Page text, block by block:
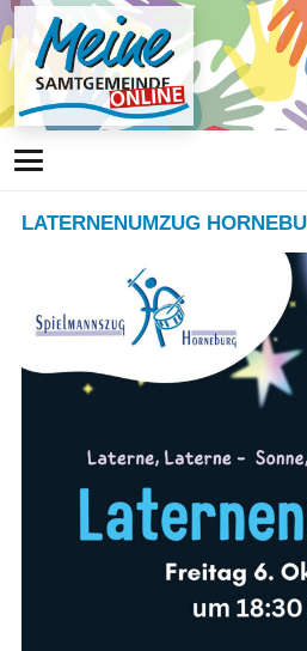
LATERNENUMZUG